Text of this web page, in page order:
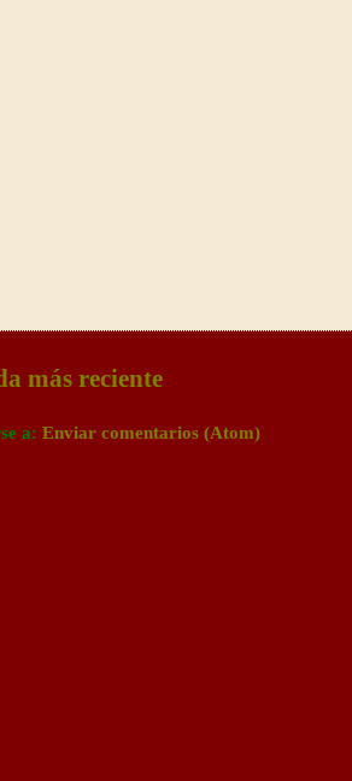
más reciente
a: Enviar comentarios (Atom)